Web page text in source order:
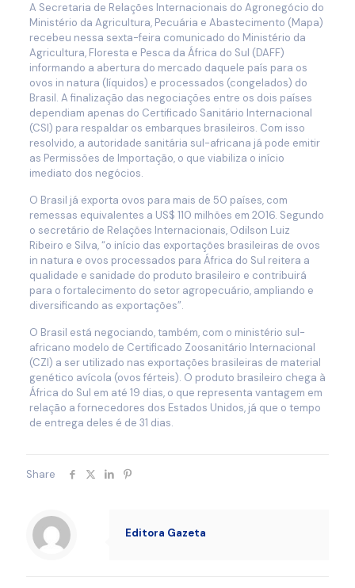
A Secretaria de Relações Internacionais do Agronegócio do
Ministério da Agricultura, Pecuária e Abastecimento (Mapa)
recebeu nessa sexta-feira comunicado do Ministério da
Agricultura, Floresta e Pesca da África do Sul (DAFF)
informando a abertura do mercado daquele país para os
ovos in natura (líquidos) e processados (congelados) do
Brasil. A finalização das negociações entre os dois países
dependiam apenas do Certificado Sanitário Internacional
(CSI) para respaldar os embarques brasileiros. Com isso
resolvido, a autoridade sanitária sul-africana já pode emitir
as Permissões de Importação, o que viabiliza o início
imediato dos negócios.
O Brasil já exporta ovos para mais de 50 países, com
remessas equivalentes a US$ 110 milhões em 2016. Segundo
o secretário de Relações Internacionais, Odilson Luiz
Ribeiro e Silva, “o início das exportações brasileiras de ovos
in natura e ovos processados para África do Sul reitera a
qualidade e sanidade do produto brasileiro e contribuirá
para o fortalecimento do setor agropecuário, ampliando e
diversificando as exportações”.
O Brasil está negociando, também, com o ministério sul-
africano modelo de Certificado Zoosanitário Internacional
(CZI) a ser utilizado nas exportações brasileiras de material
genético avícola (ovos férteis). O produto brasileiro chega à
África do Sul em até 19 dias, o que representa vantagem em
relação a fornecedores dos Estados Unidos, já que o tempo
de entrega deles é de 31 dias.
Share
Editora Gazeta